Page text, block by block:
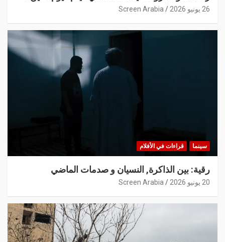
26 يونيو 2026 Screen Arabia
سينما قراءات في الأفلام
رقية: بين الذاكرة, النسيان و صدمات الماضي
20 يونيو 2026 Screen Arabia